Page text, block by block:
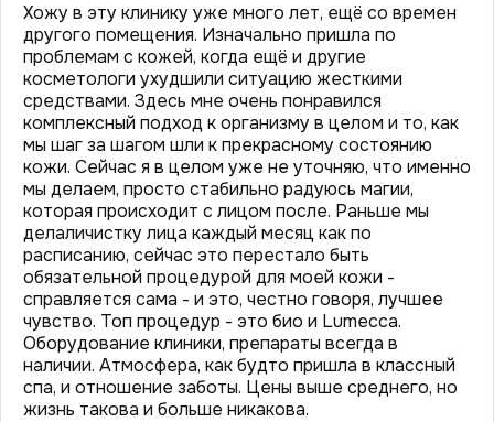
Хожу в эту клинику уже много лет, ещё со времен
другого помещения. Изначально пришла по
проблемам с кожей, когда ещё и другие
косметологи ухудшили ситуацию жесткими
средствами. Здесь мне очень понравился
комплексный подход к организму в целом и то, как
мы шаг за шагом шли к прекрасному состоянию
кожи. Сейчас я в целом уже не уточняю, что именно
мы делаем, просто стабильно радуюсь магии,
которая происходит с лицом после. Раньше мы
делаличистку лица каждый месяц как по
расписанию, сейчас это перестало быть
обязательной процедурой для моей кожи -
справляется сама - и это, честно говоря, лучшее
чувство. Топ процедур - это био и Lumecca.
Оборудование клиники, препараты всегда в
наличии. Атмосфера, как будто пришла в классный
спа, и отношение заботы. Цены выше среднего, но
жизнь такова и больше никакова.